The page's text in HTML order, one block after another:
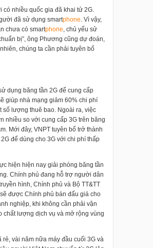
có nhiều quốc gia đã khai tử 2G.
đã sử dụng smartphone. Vì vậy,
chưa có smartphone, chủ yếu sử
bị”, ông Phương cũng dự đoán,
chúng ta cần phải tuyên bố
dụng băng tần 2G để cung cấp
giúp nhà mạng giảm 60% chi phí
số lượng thuê bao. Ngoài ra, việc
nhiều so với cung cấp 3G trên băng
Mới đây, VNPT tuyên bố trở thành
để dùng cho 3G với chi phí thấp
hiện hiện nay giải phóng băng tần
Chính phủ đang hỗ trợ người dân
hình, Chính phủ và Bộ TT&TT
được Chính phủ bán đấu giá cho
nghiệp, khi không cần phải vận
chất lượng dịch vụ và mở rộng vùng
vài năm nữa máy đầu cuối 3G và